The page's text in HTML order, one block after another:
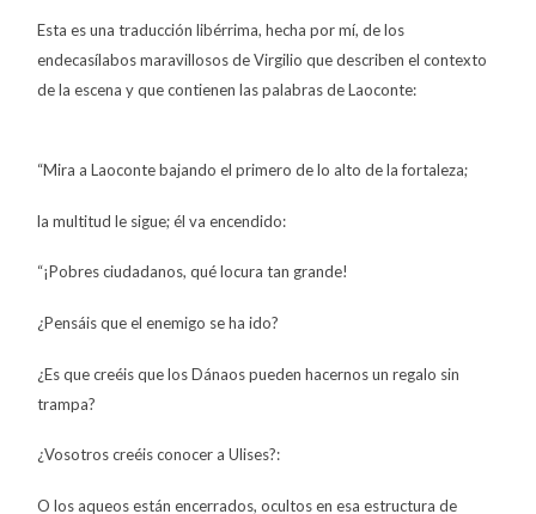
Esta es una traducción libérrima, hecha por mí, de los
endecasílabos maravillosos de Virgilio que describen el contexto
de la escena y que contienen las palabras de Laoconte:
“Mira a Laoconte bajando el primero de lo alto de la fortaleza;
la multitud le sigue; él va encendido:
“¡Pobres ciudadanos, qué locura tan grande!
¿Pensáis que el enemigo se ha ido?
¿Es que creéis que los Dánaos pueden hacernos un regalo sin
trampa?
¿Vosotros creéis conocer a Ulises?:
O los aqueos están encerrados, ocultos en esa estructura de